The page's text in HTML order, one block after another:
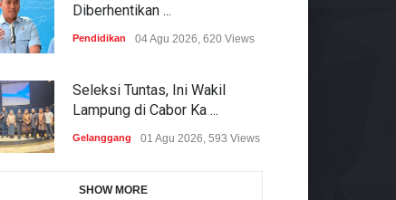
Diberhentikan ...
Pendidikan 04 Agu 2026, 620 Views
Seleksi Tuntas, Ini Wakil
Lampung di Cabor Ka ...
Gelanggang 01 Agu 2026, 593 Views
SHOW MORE